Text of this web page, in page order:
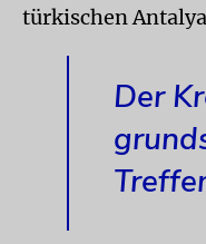
türkischen
Der